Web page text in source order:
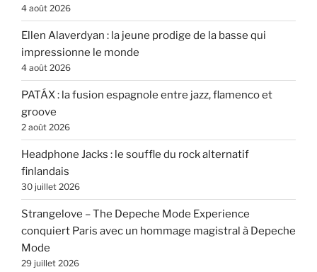
4 août 2026
Ellen Alaverdyan : la jeune prodige de la basse qui
impressionne le monde
4 août 2026
PATÁX : la fusion espagnole entre jazz, flamenco et
groove
2 août 2026
Headphone Jacks : le souffle du rock alternatif
finlandais
30 juillet 2026
Strangelove – The Depeche Mode Experience
conquiert Paris avec un hommage magistral à Depeche
Mode
29 juillet 2026